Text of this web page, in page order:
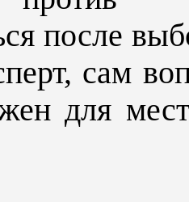
после
сам
для